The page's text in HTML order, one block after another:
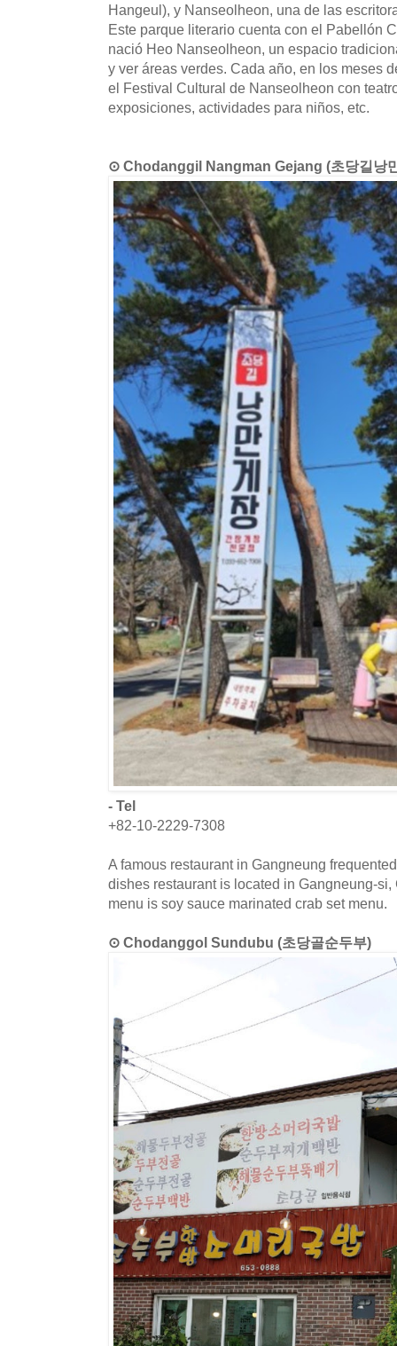
Hangeul), y Nanseolheon, una de las
Este parque literario cuenta con el Pabellón
nació Heo Nanseolheon, un espacio
y ver áreas verdes. Cada año, en los meses
el Festival Cultural de Nanseolheon con
exposiciones, actividades para niños, etc.
⊙ Chodanggil Nangman Gejang (초당길낭
- Tel
+82-10-2229-7308
A famous restaurant in Gangneung
dishes restaurant is located in Gangneung-
menu is soy sauce marinated crab set menu.
⊙ Chodanggol Sundubu (초당골순두부)